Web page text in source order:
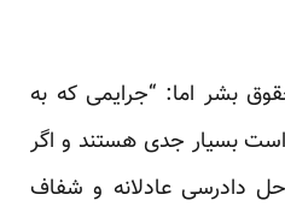
بشر اما: “جرایمی که به
بسیار جدی هستند و اگر
دادرسی عادلانه و شفاف